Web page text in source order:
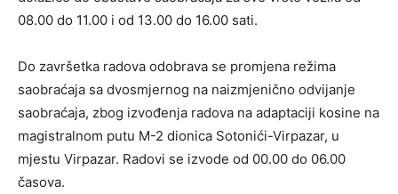
08.00 do 11.00 i od 13.00 do 16.00 sati.
Do završetka radova odobrava se promjena režima
saobraćaja sa dvosmjernog na naizmjenično odvijanje
saobraćaja, zbog izvođenja radova na adaptaciji kosine na
magistralnom putu M-2 dionica Sotonići-Virpazar, u
mjestu Virpazar. Radovi se izvode od 00.00 do 06.00
časova.